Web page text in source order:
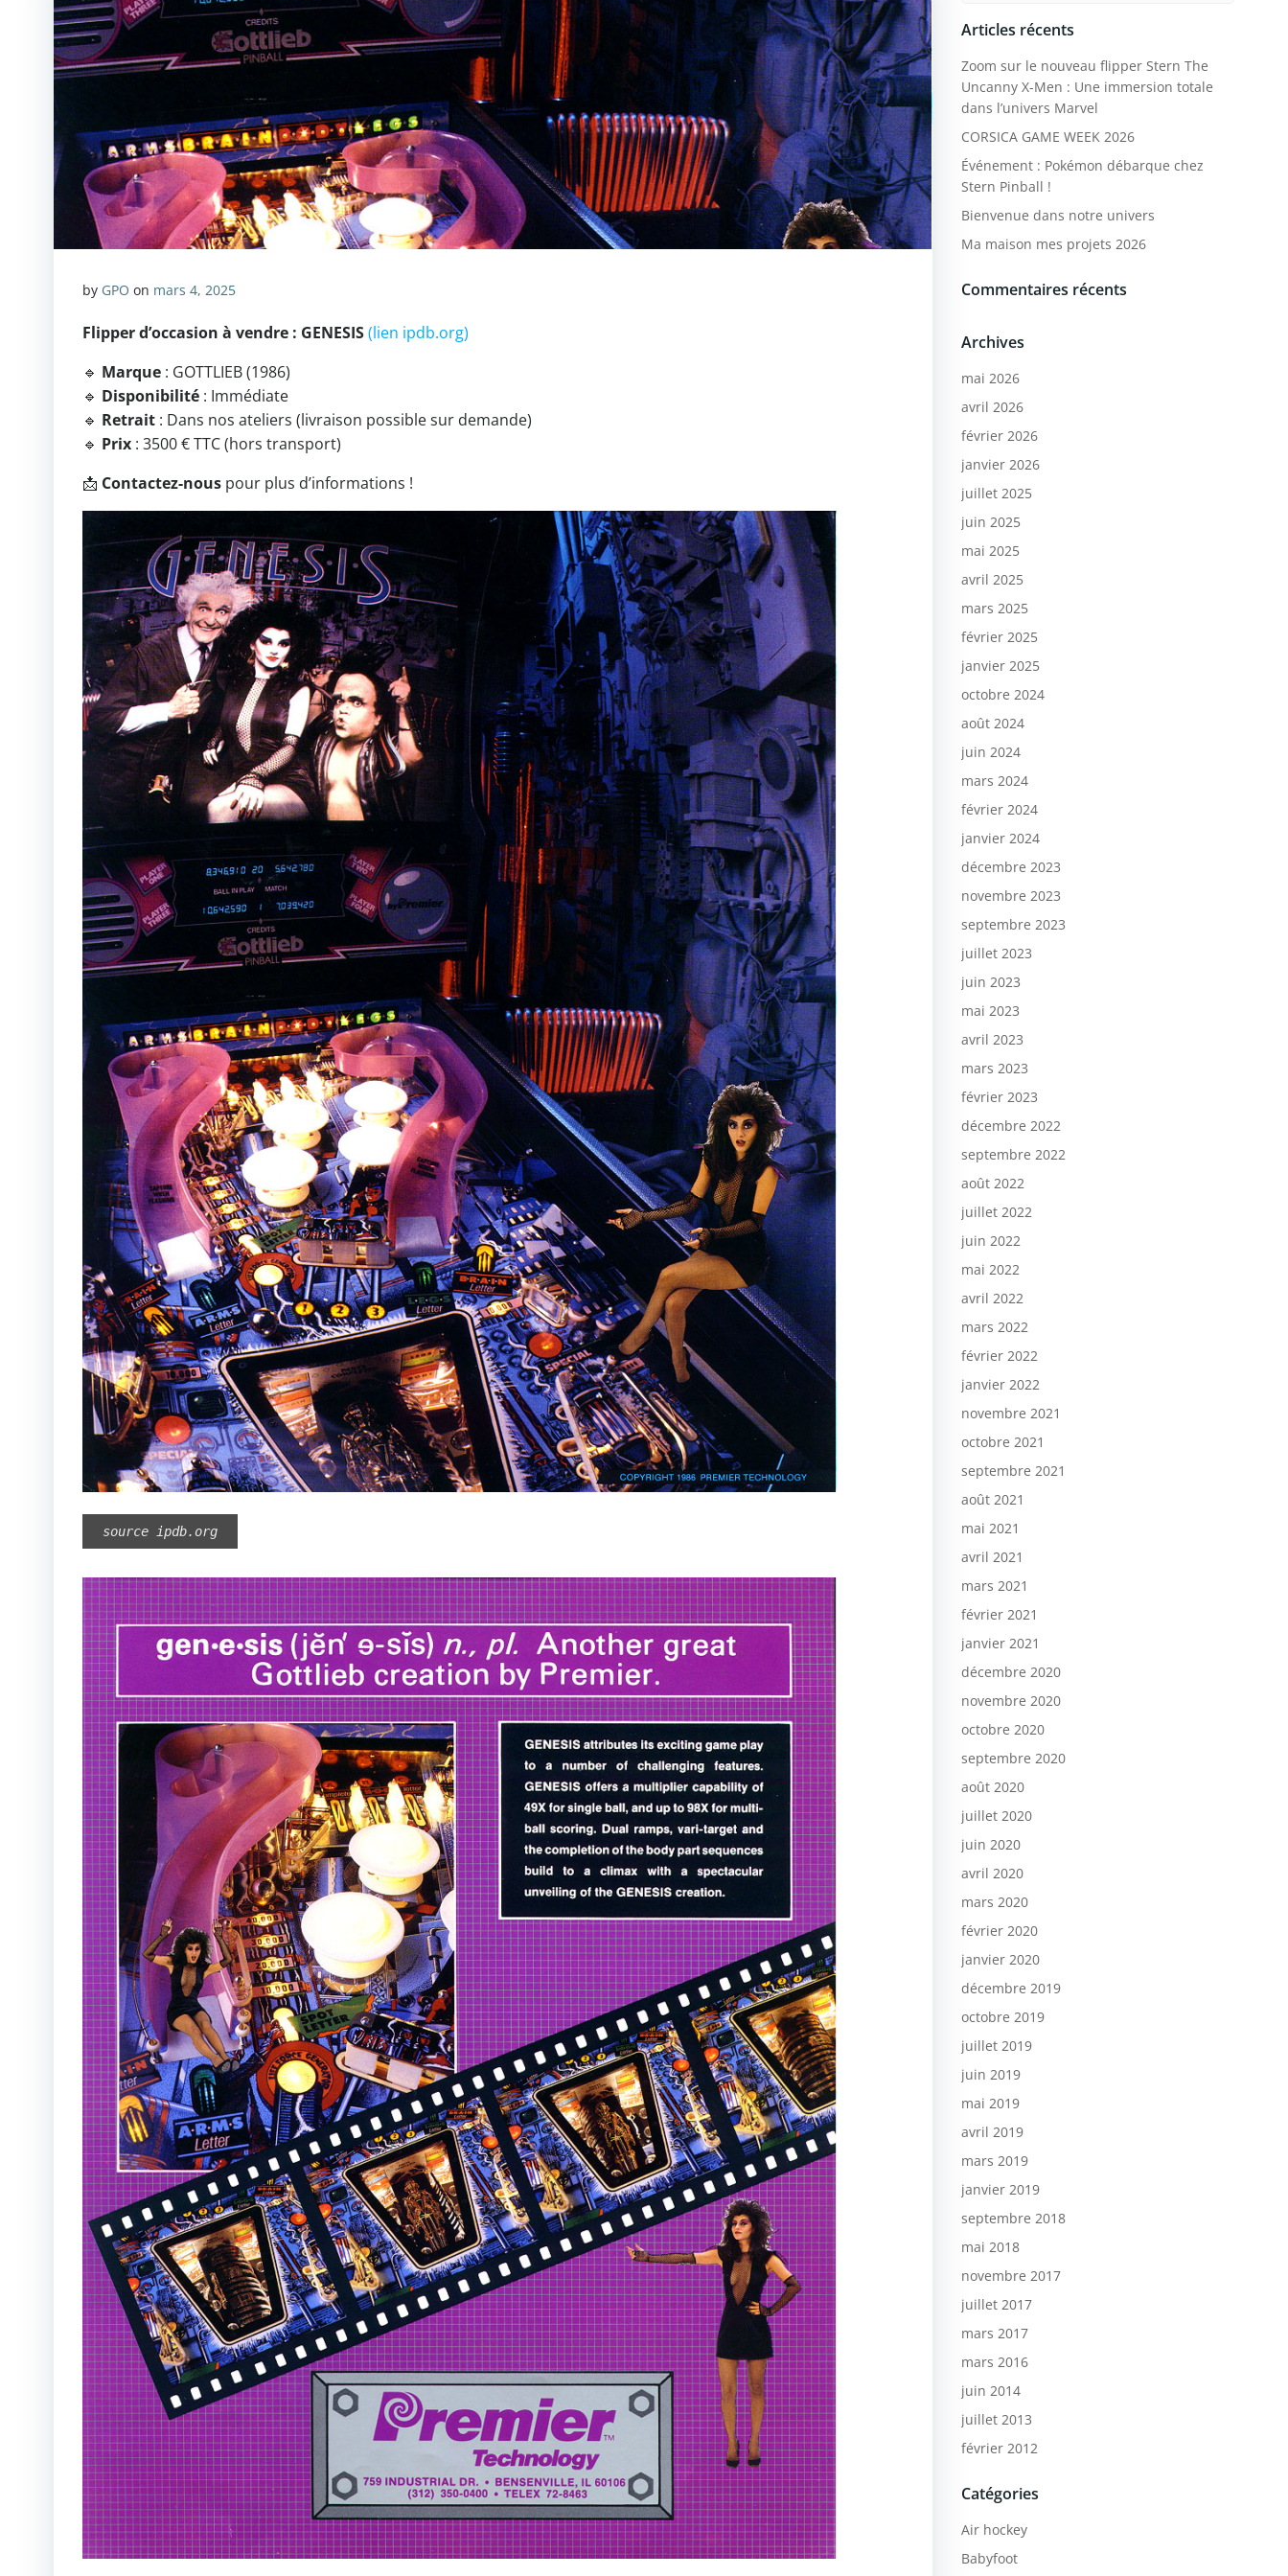
by GPO on mars 4, 2025
Flipper d’occasion à vendre : GENESIS(lien ipdb.org)
🔹 Marque : GOTTLIEB (1986)
🔹 Disponibilité : Immédiate
🔹 Retrait : Dans nos ateliers (livraison possible sur demande)
🔹 Prix : 3500 € TTC (hors transport)
📩 Contactez-nous pour plus d’informations !
source ipdb.org
Articles récents
Zoom sur le nouveau flipper Stern The
Uncanny X-Men : Une immersion totale
dans l’univers Marvel
CORSICA GAME WEEK 2026
Événement : Pokémon débarque chez
Stern Pinball !
Bienvenue dans notre univers
Ma maison mes projets 2026
Commentaires récents
Archives
mai 2026
avril 2026
février 2026
janvier 2026
juillet 2025
juin 2025
mai 2025
avril 2025
mars 2025
février 2025
janvier 2025
octobre 2024
août 2024
juin 2024
mars 2024
février 2024
janvier 2024
décembre 2023
novembre 2023
septembre 2023
juillet 2023
juin 2023
mai 2023
avril 2023
mars 2023
février 2023
décembre 2022
septembre 2022
août 2022
juillet 2022
juin 2022
mai 2022
avril 2022
mars 2022
février 2022
janvier 2022
novembre 2021
octobre 2021
septembre 2021
août 2021
mai 2021
avril 2021
mars 2021
février 2021
janvier 2021
décembre 2020
novembre 2020
octobre 2020
septembre 2020
août 2020
juillet 2020
juin 2020
avril 2020
mars 2020
février 2020
janvier 2020
décembre 2019
octobre 2019
juillet 2019
juin 2019
mai 2019
avril 2019
mars 2019
janvier 2019
septembre 2018
mai 2018
novembre 2017
juillet 2017
mars 2017
mars 2016
juin 2014
juillet 2013
février 2012
Catégories
Air hockey
Babyfoot